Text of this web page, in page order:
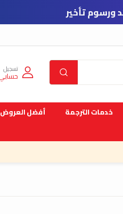
تسجيل
خدمات الترجمة أفضل العروض